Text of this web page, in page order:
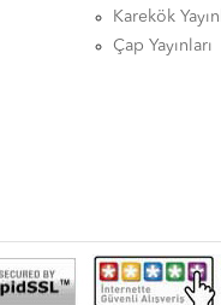
Karekök
Çap Yayınları